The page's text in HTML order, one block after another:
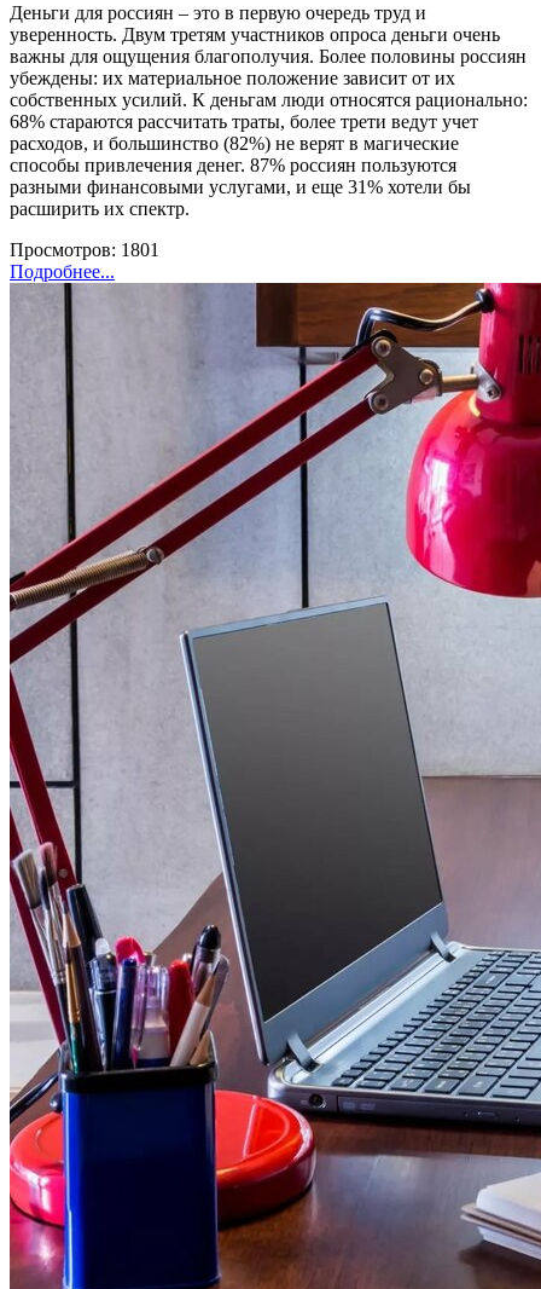
Деньги для россиян – это в первую очередь труд и
уверенность. Двум третям участников опроса деньги очень
важны для ощущения благополучия. Более половины россиян
убеждены: их материальное положение зависит от их
собственных усилий. К деньгам люди относятся рационально:
68% стараются рассчитать траты, более трети ведут учет
расходов, и большинство (82%) не верят в магические
способы привлечения денег. 87% россиян пользуются
разными финансовыми услугами, и еще 31% хотели бы
расширить их спектр.
Просмотров: 1801
Подробнее...